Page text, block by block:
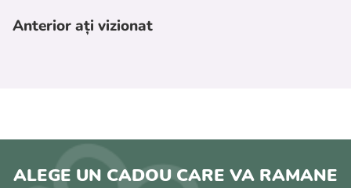
Anterior ați vizionat
ALEGE UN CADOU CARE VA RAMANE